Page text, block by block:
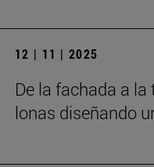
12 | 11 | 2025
De la fachada a
lonas diseñando